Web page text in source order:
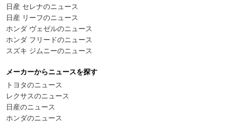
日産 セレナのニュース
日産 リーフのニュース
ホンダ ヴェゼルのニュース
ホンダ フリードのニュース
スズキ ジムニーのニュース
メーカーからニュースを探す
トヨタのニュース
レクサスのニュース
日産のニュース
ホンダのニュース